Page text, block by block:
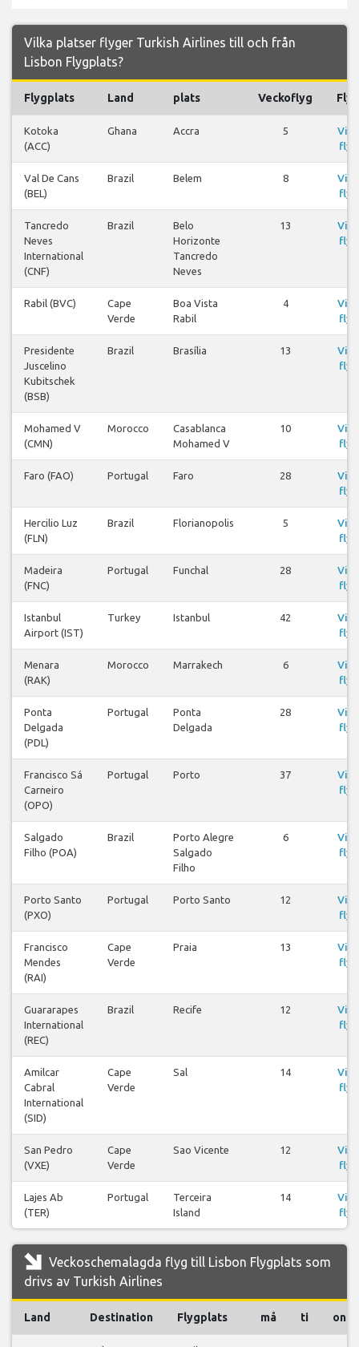
Vilka platser flyger Turkish Airlines till och från
Lisbon Flygplats?
Flygplats Land plats Veckoflyg Flyg
Kotoka
(ACC)
Ghana Accra 5
Visa
flyg
Val De Cans
(BEL)
Brazil Belem 8
Visa
flyg
Tancredo
Neves
International
(CNF)
Brazil
Belo
Horizonte
Tancredo
Neves
13
Visa
flyg
Rabil (BVC)
Cape
Verde
Boa Vista
Rabil
4
Visa
flyg
Presidente
Juscelino
Kubitschek
(BSB)
Brazil Brasília 13
Visa
flyg
Mohamed V
(CMN)
Morocco
Casablanca
Mohamed V
10
Visa
flyg
Faro (FAO) Portugal Faro 28
Visa
flyg
Hercilio Luz
(FLN)
Brazil Florianopolis 5
Visa
flyg
Madeira
(FNC)
Portugal Funchal 28
Visa
flyg
Istanbul
Airport (IST)
Turkey Istanbul 42
Visa
flyg
Menara
(RAK)
Morocco Marrakech 6
Visa
flyg
Ponta
Delgada
(PDL)
Portugal
Ponta
Delgada
28
Visa
flyg
Francisco Sá
Carneiro
(OPO)
Portugal Porto 37
Visa
flyg
Salgado
Filho (POA)
Brazil
Porto Alegre
Salgado
Filho
6
Visa
flyg
Porto Santo
(PXO)
Portugal Porto Santo 12
Visa
flyg
Francisco
Mendes
(RAI)
Cape
Verde
Praia 13
Visa
flyg
Guararapes
International
(REC)
Brazil Recife 12
Visa
flyg
Amilcar
Cabral
International
(SID)
Cape
Verde
Sal 14
Visa
flyg
San Pedro
(VXE)
Cape
Verde
Sao Vicente 12
Visa
flyg
Lajes Ab
(TER)
Portugal
Terceira
Island
14
Visa
flyg
Veckoschemalagda flyg till Lisbon Flygplats som
drivs av Turkish Airlines
Land Destination Flygplats må ti on